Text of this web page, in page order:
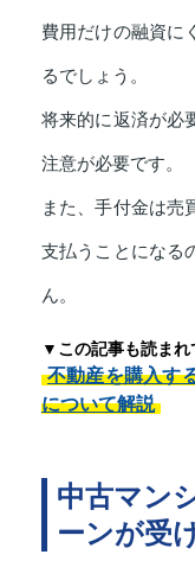
費用だけの融資に
るでしょう。
将来的に返済が必
注意が必要です。
また、手付金は売
支払うことになる
ん。
▼この記事も読まれ
不動産を購入す
について解説
中古マン
ーンが受